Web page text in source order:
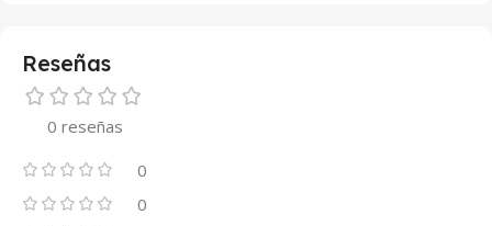
Reseñas
0 reseñas
0
0